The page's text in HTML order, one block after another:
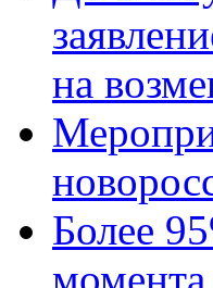
на
Более